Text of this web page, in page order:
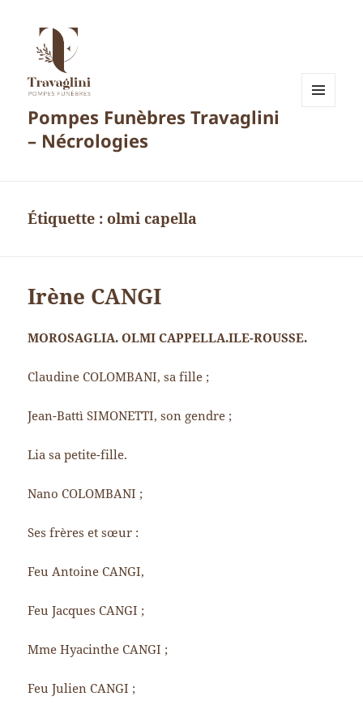
Pompes Funèbres Travaglini
– Nécrologies
Étiquette :olmi capella
Irène CANGI
MOROSAGLIA. OLMI CAPPELLA.ILE-ROUSSE.
Claudine COLOMBANI, sa fille ;
Jean-Battì SIMONETTI, son gendre ;
Lia sa petite-fille.
Nano COLOMBANI ;
Ses frères et sœur :
Feu Antoine CANGI,
Feu Jacques CANGI ;
Mme Hyacinthe CANGI ;
Feu Julien CANGI ;